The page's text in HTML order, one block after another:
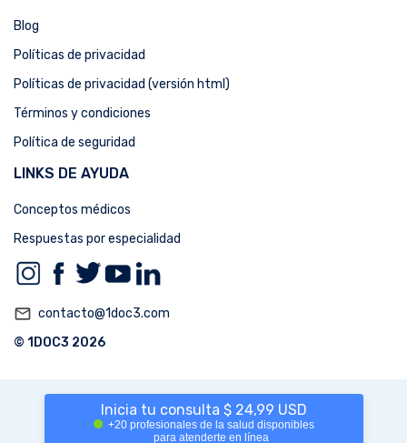
Inicia tu consulta $ 24,99 USD
+20 profesionales de la salud disponibles
para atenderte en línea
Blog
Políticas de privacidad
Políticas de privacidad (versión html)
Términos y condiciones
Política de seguridad
LINKS DE AYUDA
Conceptos médicos
Respuestas por especialidad
mail_outline contacto@1doc3.com
© 1DOC3 2026